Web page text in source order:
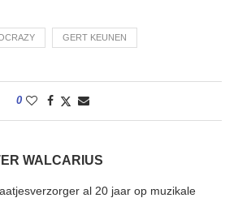
GERT KEUNEN
0
WALCARIUS
al 20 jaar op muzikale